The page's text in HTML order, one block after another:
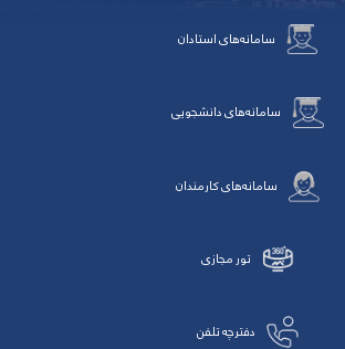
سامانه‌های استادان
سامانه‌های دانشجویی
سامانه‌های کارمندان
تور مجازی
دفترچه تلفن